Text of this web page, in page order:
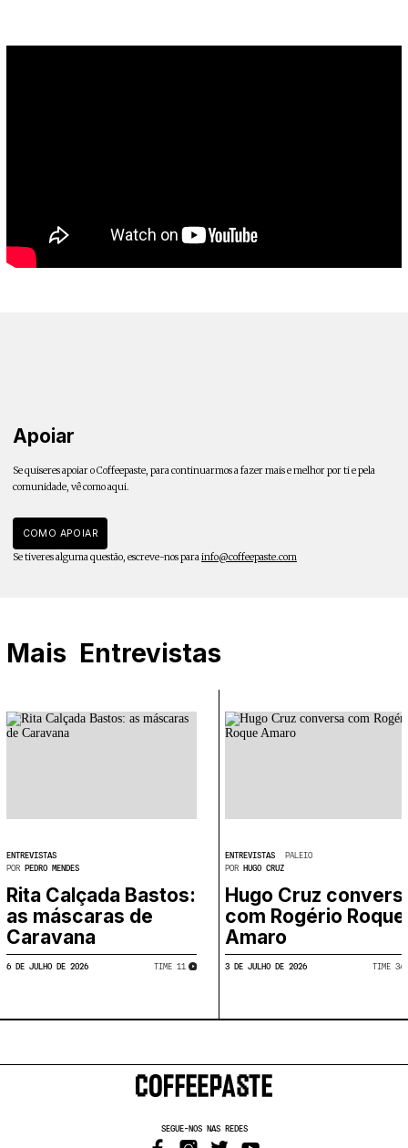
Apoiar
Se quiseres apoiar o Coffeepaste, para continuarmos a fazer mais e melhor por ti e pela
comunidade, vê como aqui.
COMO APOIAR
Se tiveres alguma questão, escreve-nos parainfo@coffeepaste.com
Mais Entrevistas
ENTREVISTAS
POR PEDRO MENDES
Rita Calçada Bastos:
as máscaras de
Caravana
6 DE JULHO DE 2026 TIME​ 11
ENTREVISTAS
PALEIO
POR HUGO CRUZ
Hugo Cruz
com Rogério Roque
Amaro
3 DE JULHO DE 2026 TIME​ 34
SEGUE-NOS NAS REDES